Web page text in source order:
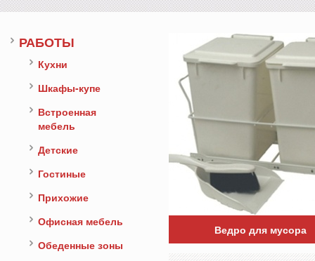
РАБОТЫ
Кухни
Шкафы-купе
Встроенная
мебель
Детские
Гостиные
Прихожие
Офисная мебель
Обеденные зоны
Ведро для мусора